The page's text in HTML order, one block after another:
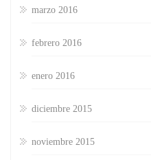
marzo 2016
febrero 2016
enero 2016
diciembre 2015
noviembre 2015